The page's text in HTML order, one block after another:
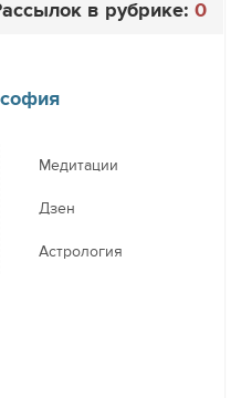
в рубрике: 0
Медитации
Дзен
Астрология